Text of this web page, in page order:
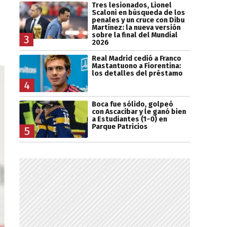
3
Tres lesionados, Lionel
Scaloni en búsqueda de los
penales y un cruce con Dibu
Martínez: la nueva versión
sobre la final del Mundial
2026
4
Real Madrid cedió a Franco
Mastantuono a Fiorentina:
los detalles del préstamo
5
Boca fue sólido, golpeó
con Ascacibar y le ganó bien
a Estudiantes (1-0) en
Parque Patricios